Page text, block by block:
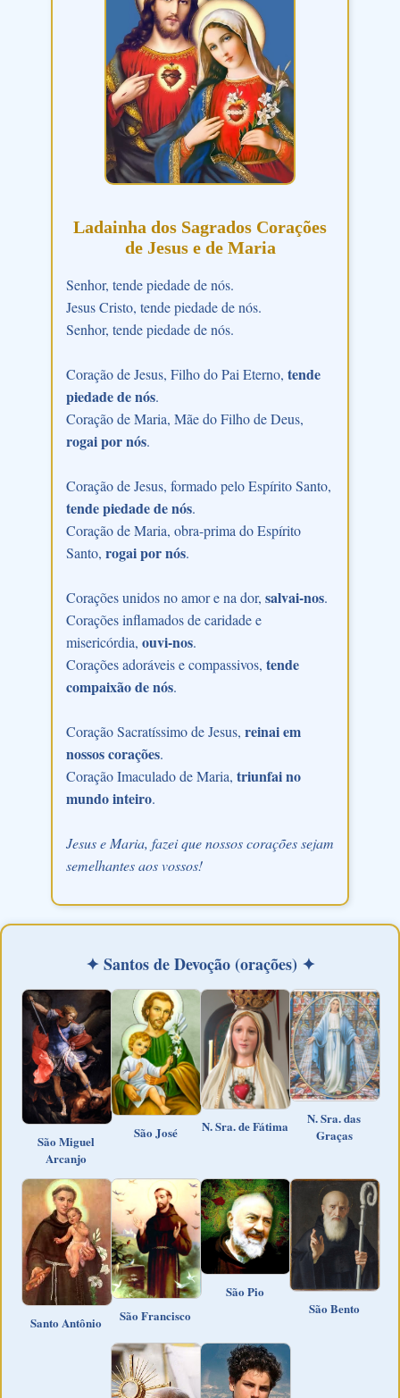
Ladainha dos Sagrados Corações
de Jesus e de Maria
Senhor, tende piedade de nós.
Jesus Cristo, tende piedade de nós.
Senhor, tende piedade de nós.
Coração de Jesus, Filho do Pai Eterno, tende
piedade de nós.
Coração de Maria, Mãe do Filho de Deus,
rogai por nós.
Coração de Jesus, formado pelo Espírito Santo,
tende piedade de nós.
Coração de Maria, obra-prima do Espírito
Santo, rogai por nós.
Corações unidos no amor e na dor, salvai-nos.
Corações inflamados de caridade e
misericórdia, ouvi-nos.
Corações adoráveis e compassivos, tende
compaixão de nós.
Coração Sacratíssimo de Jesus, reinai em
nossos corações.
Coração Imaculado de Maria, triunfai no
mundo inteiro.
Jesus e Maria, fazei que nossos corações sejam
semelhantes aos vossos!
✦ Santos de Devoção (orações) ✦
São Miguel
Arcanjo
São José N. Sra. de Fátima
N. Sra. das
Graças
Santo Antônio São Francisco
São Pio
São Bento